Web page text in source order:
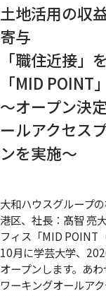
土地活用の収
寄与
「職住近接」
「MID
～オープン決
ールアクセス
ンを実施～
大和ハウスグループ
港区、社長：髙智 亮
フィス「MID POINT
10月に学芸大学、
オープンします。あ
ワーキングオールア